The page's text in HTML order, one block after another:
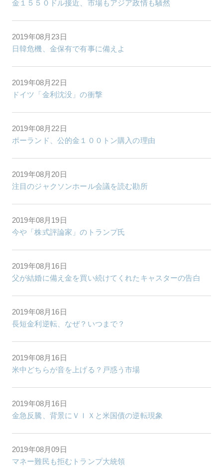
金１５５０ドル接近、市場もアジア政情も騒然
2019年08月23日
日韓危機、金保有で有事に備えよ
2019年08月22日
ドイツ「金利沈没」の衝撃
2019年08月22日
ポーランド、公的金１００トン購入の理由
2019年08月20日
注目のジャクソンホール会議を読む勘所
2019年08月19日
今や「株式評論家」のトランプ氏
2019年08月16日
父が結婚に備え金を買い続けてくれたキャスターの告白
2019年08月16日
長短金利逆転、なぜ？いつまで？
2019年08月16日
米中どちらが音を上げる？戸惑う市場
2019年08月16日
金急反騰、背景にＶＩＸと米国債の逆転現象
2019年08月09日
マネー難民も拒むトランプ大統領